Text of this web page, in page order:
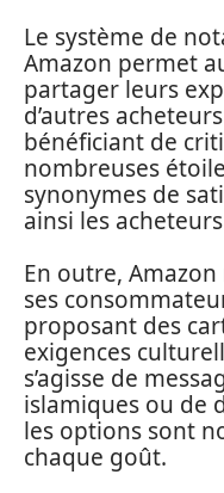
Le système de
Amazon permet
partager leurs
d’autres
bénéficiant de
nombreuses
synonymes de
ainsi les
En outre,
ses
proposant des
exigences
s’agisse de
islamiques ou de
les options sont
chaque goût.